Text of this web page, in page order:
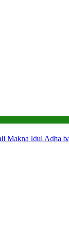
Makna Idul Adha